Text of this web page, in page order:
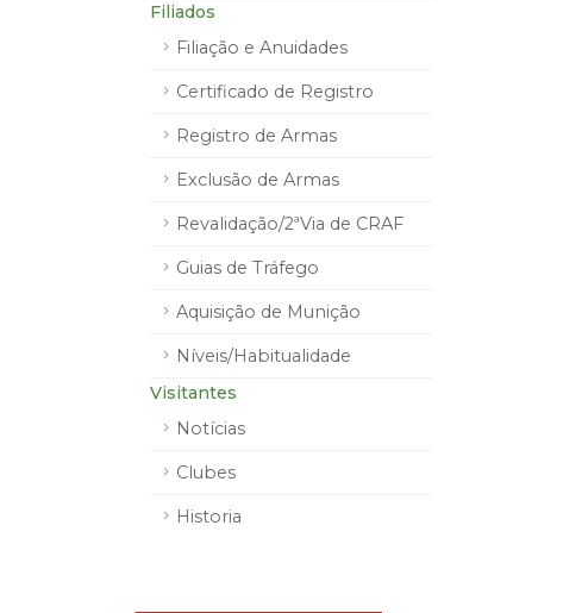
Filiados
Filiação e Anuidades
Certificado de Registro
Registro de Armas
Exclusão de Armas
Revalidação/2ªVia de CRAF
Guias de Tráfego
Aquisição de Munição
Níveis/Habitualidade
Visitantes
Notícias
Clubes
Historia